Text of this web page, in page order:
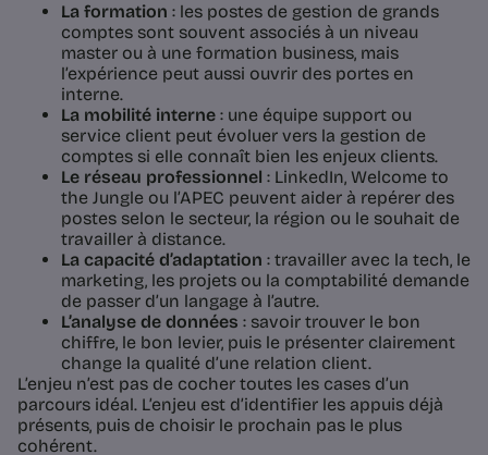
La formation : les postes de gestion de grands
comptes sont souvent associés à un niveau
master ou à une formation business, mais
l’expérience peut aussi ouvrir des portes en
interne.
La mobilité interne : une équipe support ou
service client peut évoluer vers la gestion de
comptes si elle connaît bien les enjeux clients.
Le réseau professionnel : LinkedIn, Welcome to
the Jungle ou l’APEC peuvent aider à repérer des
postes selon le secteur, la région ou le souhait de
travailler à distance.
La capacité d’adaptation : travailler avec la tech, le
marketing, les projets ou la comptabilité demande
de passer d’un langage à l’autre.
L’analyse de données : savoir trouver le bon
chiffre, le bon levier, puis le présenter clairement
change la qualité d’une relation client.
L’enjeu n’est pas de cocher toutes les cases d’un
parcours idéal. L’enjeu est d’identifier les appuis déjà
présents, puis de choisir le prochain pas le plus
cohérent.